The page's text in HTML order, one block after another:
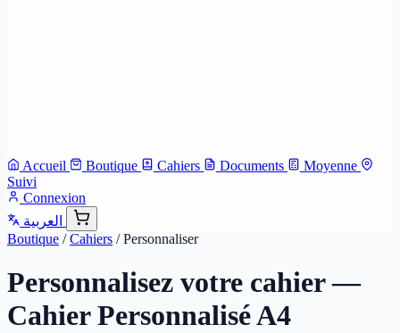
Accueil Boutique Cahiers Documents
Moyenne
Suivi
Connexion
العربية
Boutique / Cahiers / Personnaliser
Personnalisez votre cahier—
Cahier Personnalisé A4